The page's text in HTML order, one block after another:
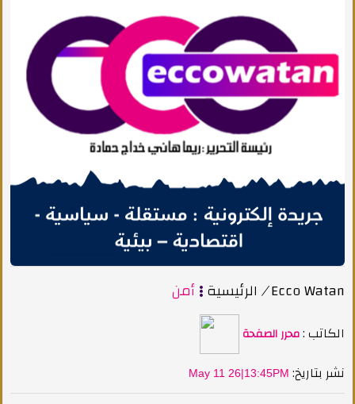
الرئيسية أمن /Ecco Watan
الكاتب :محرر الصفحة
May 11 26|13:45PM :نشر بتاريخ